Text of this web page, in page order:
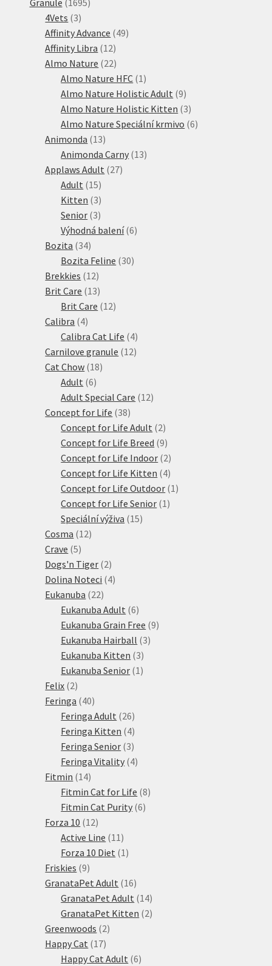
4Vets 33
produkty
Affinity Advance 4949
Affinity Libra 1212
produktů
Almo Nature 2222
produktů
Almo Nature HFC 1 1
produkt
Almo Nature Holistic Adult 99
produktů
Almo Nature Holistic Kitten 33
produkty
Almo Nature Speciální krmivo 66
Animonda 1313
produktů
Animonda Carny 1313
Applaws Adult 2727
Adult 1515
produktů
Kitten 33
produkty
Senior 33
produkty
Výhodná balení 66
Bozita 3434
produktů
Bozita Feline 3030
Brekkies 1212
produktů
Brit Care 1313
produktů
Brit Care 1212
Calibra 44
produkty
Calibra Cat Life 44
produkty
Carnilove granule 1212
Cat Chow 1818
Adult 66
produktů
Adult Special Care 1212
Concept for Life 3838
produktů
Concept for Life Adult 22
produkty
Concept for Life Breed 99
produktů
Concept for Life Indoor 22
produkty
Concept for Life Kitten 44
produkty
Concept for Life Outdoor 1 1
Concept for Life Senior 1 1
Speciální výživa 1515
Cosma 1212
Crave 55
produktů
Dogs'n Tiger 22
produkty
Dolina Noteci 44
Eukanuba 2222
produktů
Eukanuba Adult 66
produktů
Eukanuba Grain Free 99
Eukanuba Hairball 33
Eukanuba Kitten 33
produkty
Eukanuba Senior 1 1
Felix 22
produkty
Feringa 4040
produktů
Feringa Adult 2626
produktů
Feringa Kitten 44
produkty
Feringa Senior 33
produkty
Feringa Vitality 44
Fitmin 1414
produktů
Fitmin Cat for Life 88
Fitmin Cat Purity 66
Forza 10 1212
produktů
Active Line 11 11
produktů
Forza 10 Diet 1 1
Friskies 99
produktů
GranataPet Adult 1616
produktů
GranataPet Adult 1414
produktů
GranataPet Kitten 22
Greenwoods 22
Happy Cat 1717
produktů
Happy Cat Adult 66